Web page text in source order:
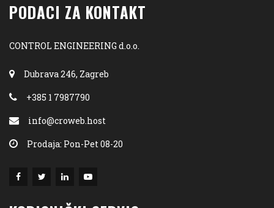
PODACI ZA KONTAKT
CONTROL ENGINEERING d.o.o.
Dubrava 246, Zagreb
+385 1 7987790
info@croweb.host
Prodaja: Pon-Pet 08-20